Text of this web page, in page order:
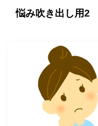
悩み吹き出し用2